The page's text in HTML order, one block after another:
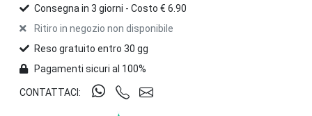
Consegna in 3 giorni - Costo € 6.90
Ritiro in negozio non disponibile
Reso gratuito entro 30 gg
Pagamenti sicuri al 100%
CONTATTACI: